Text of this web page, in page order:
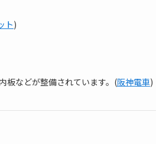
ト)
板などが整備されています。(阪神電車)